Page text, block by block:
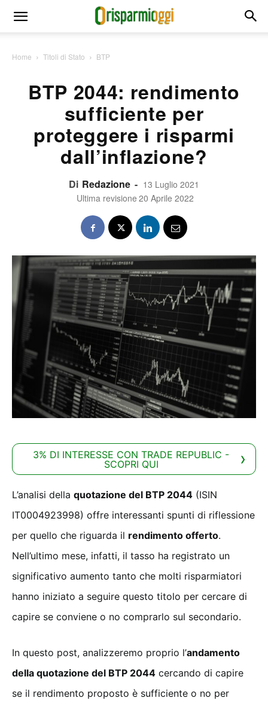
Home Titoli di Stato BTP
BTP 2044: rendimento
sufficiente per
proteggere i risparmi
dall’inflazione?
Di Redazione - 13 Luglio 2021
Ultima revisione 20 Aprile 2022
3% DI INTERESSE CON TRADE REPUBLIC -
SCOPRI QUI
L’analisi della quotazione del BTP 2044 (ISIN
IT0004923998) offre interessanti spunti di riflessione
per quello che riguarda il rendimento offerto.
Nell’ultimo mese, infatti, il tasso ha registrato un
significativo aumento tanto che molti risparmiatori
hanno iniziato a seguire questo titolo per cercare di
capire se conviene o no comprarlo sul secondario.
In questo post, analizzeremo proprio l’andamento
della quotazione del BTP 2044 cercando di capire
se il rendimento proposto è sufficiente o no per